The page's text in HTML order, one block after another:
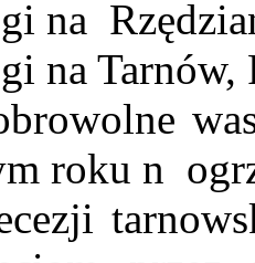
na
na Tarnów,
roku n